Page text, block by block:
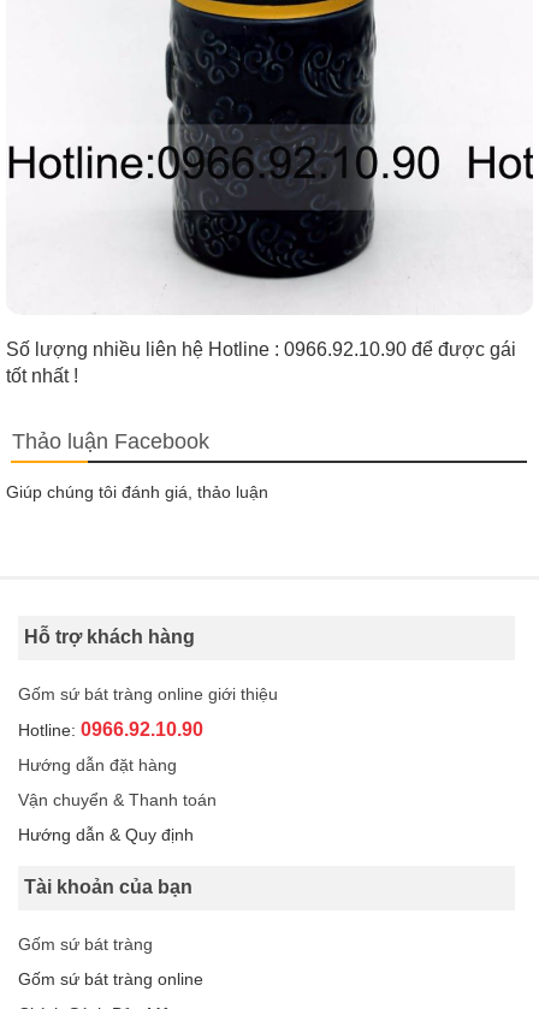
Số lượng nhiều liên hệ Hotline : 0966.92.10.90 để được gái
tốt nhất !
Thảo luận Facebook
Giúp chúng tôi đánh giá, thảo luận
Hỗ trợ khách hàng
Gốm sứ bát tràng online giới thiệu
Hotline: 0966.92.10.90
Hướng dẫn đặt hàng
Vận chuyển & Thanh toán
Hướng dẫn & Quy định
Tài khoản của bạn
Gốm sứ bát tràng
Gốm sứ bát tràng online